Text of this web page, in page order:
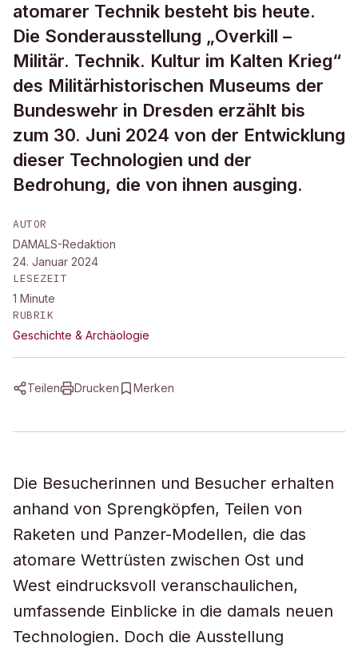
atomarer Technik besteht bis heute.
Die Sonderausstellung „Overkill –
Militär. Technik. Kultur im Kalten Krieg“
des Militärhistorischen Museums der
Bundeswehr in Dresden erzählt bis
zum 30. Juni 2024 von der Entwicklung
dieser Technologien und der
Bedrohung, die von ihnen ausging.
AUTOR
DAMALS-Redaktion
24. Januar 2024
LESEZEIT
1 Minute
RUBRIK
Geschichte & Archäologie
Teilen Drucken Merken
Die Besucherinnen und Besucher erhalten
anhand von Sprengköpfen, Teilen von
Raketen und Panzer-Modellen, die das
atomare Wettrüsten zwischen Ost und
West eindrucksvoll veranschaulichen,
umfassende Einblicke in die damals neuen
Technologien. Doch die Ausstellung